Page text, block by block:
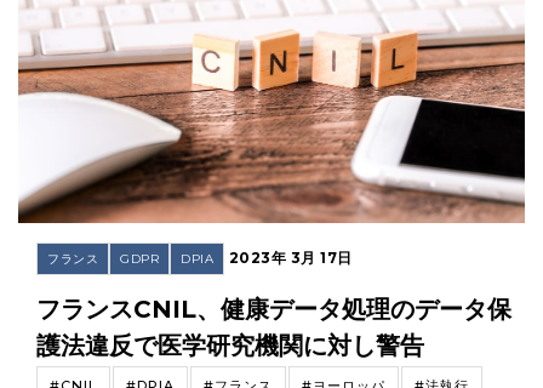
フランス GDPR DPIA 2023年 3月 17日
フランスCNIL、健康データ処理のデータ保
護法違反で医学研究機関に対し警告